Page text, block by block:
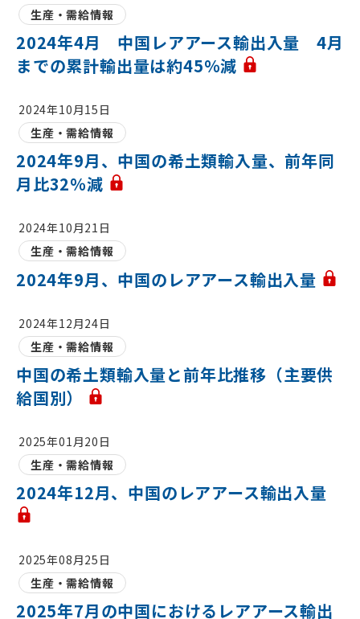
生産・需給情報
2024年4月 中国レアアース輸出入量 4月
までの累計輸出量は約45％減
2024年10月15日
生産・需給情報
2024年9月、中国の希土類輸入量、前年同
月比32％減
2024年10月21日
生産・需給情報
2024年9月、中国のレアアース輸出入量
2024年12月24日
生産・需給情報
中国の希土類輸入量と前年比推移（主要供
給国別）
2025年01月20日
生産・需給情報
2024年12月、中国のレアアース輸出入量
2025年08月25日
生産・需給情報
2025年7月の中国におけるレアアース輸出